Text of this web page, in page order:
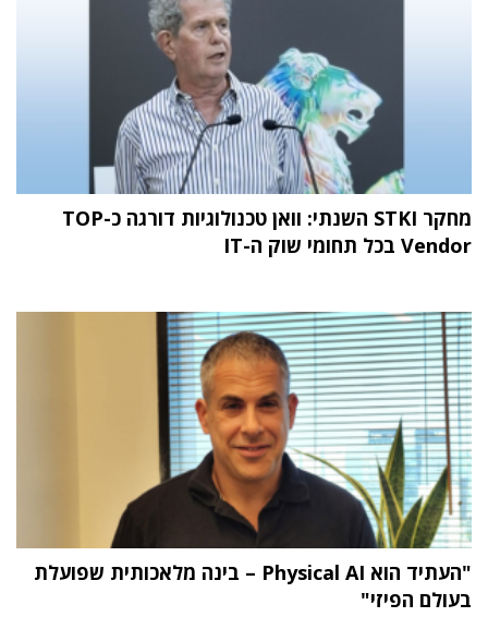
מחקר STKI השנתי: וואן טכנולוגיות דורגה כ-TOP
Vendor בכל תחומי שוק ה-IT
"העתיד הוא Physical AI – בינה מלאכותית שפועלת
בעולם הפיזי"